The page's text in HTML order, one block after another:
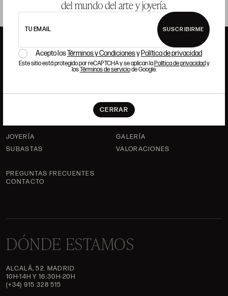
del mundo del arte y joyería.
TU EMAIL SUSCRIBIRME
Acepto losTérminos y Condicionesy Política de privacidad
Este sitio está protegido por reCAPTCHA y se aplican laPolítica de privacidady
losTérminos de serviciode Google.
CERRAR
ANSORENA
ANSORENA
JOYERÍA
GALERÍA
SUBASTAS
VALORACIONES
PREGUNTAS FRECUENTES
CONTACTO
DÓNDE ESTAMOS
ALCALÁ, 52. MADRID
10H-14H Y 16:30H-20H
(+34) 915 328 515